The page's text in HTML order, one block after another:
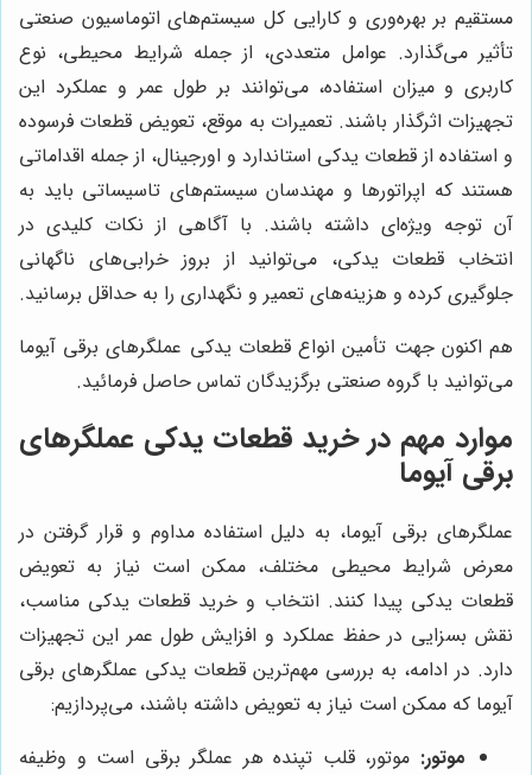
مستقیم بر بهره‌وری و کارایی کل سیستم‌های اتوماسیون صنعتی
تأثیر می‌گذارد. عوامل متعددی، از جمله شرایط محیطی، نوع
کاربری و میزان استفاده، می‌توانند بر طول عمر و عملکرد این
تجهیزات اثرگذار باشند. تعمیرات به موقع، تعویض قطعات فرسوده
و استفاده از قطعات یدکی استاندارد و اورجینال، از جمله اقداماتی
هستند که اپراتورها و مهندسان سیستم‌های تاسیساتی باید به
آن توجه ویژه‌ای داشته باشند. با آگاهی از نکات کلیدی در
انتخاب قطعات یدکی، می‌توانید از بروز خرابی‌های ناگهانی
جلوگیری کرده و هزینه‌های تعمیر و نگهداری را به حداقل برسانید.
هم اکنون جهت تأمین انواع قطعات یدکی عملگرهای برقی آیوما
می‌توانید با گروه صنعتی برگزیدگان تماس حاصل فرمائید.
موارد مهم در خرید قطعات یدکی عملگرهای
برقی آیوما
عملگرهای برقی آیوما، به دلیل استفاده مداوم و قرار گرفتن در
معرض شرایط محیطی مختلف، ممکن است نیاز به تعویض
قطعات یدکی پیدا کنند. انتخاب و خرید قطعات یدکی مناسب،
نقش بسزایی در حفظ عملکرد و افزایش طول عمر این تجهیزات
دارد. در ادامه، به بررسی مهم‌ترین قطعات یدکی عملگرهای برقی
آیوما که ممکن است نیاز به تعویض داشته باشند، می‌پردازیم:
موتور: موتور، قلب تپنده هر عملگر برقی است و وظیفه